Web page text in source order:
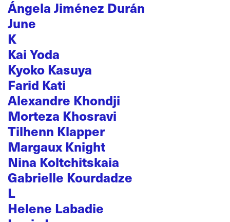
Ángela Jiménez Durán
June
K
Kai Yoda
Kyoko Kasuya
Farid Kati
Alexandre Khondji
Morteza Khosravi
Tilhenn Klapper
Margaux Knight
Nina Koltchitskaia
Gabrielle Kourdadze
L
Helene Labadie